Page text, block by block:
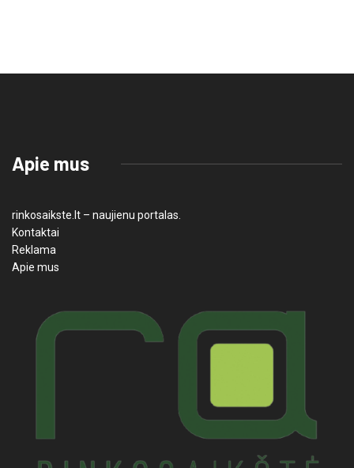
Apie mus
rinkosaikste.lt – naujienu portalas.
Kontaktai
Reklama
Apie mus